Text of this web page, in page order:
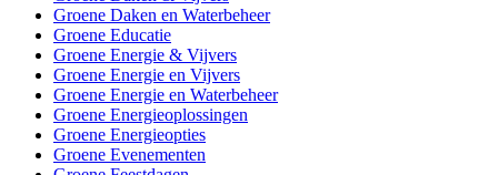
Groene Daken en Waterbeheer
Groene Educatie
Groene Energie & Vijvers
Groene Energie en Vijvers
Groene Energie en Waterbeheer
Groene Energieoplossingen
Groene Energieopties
Groene Evenementen